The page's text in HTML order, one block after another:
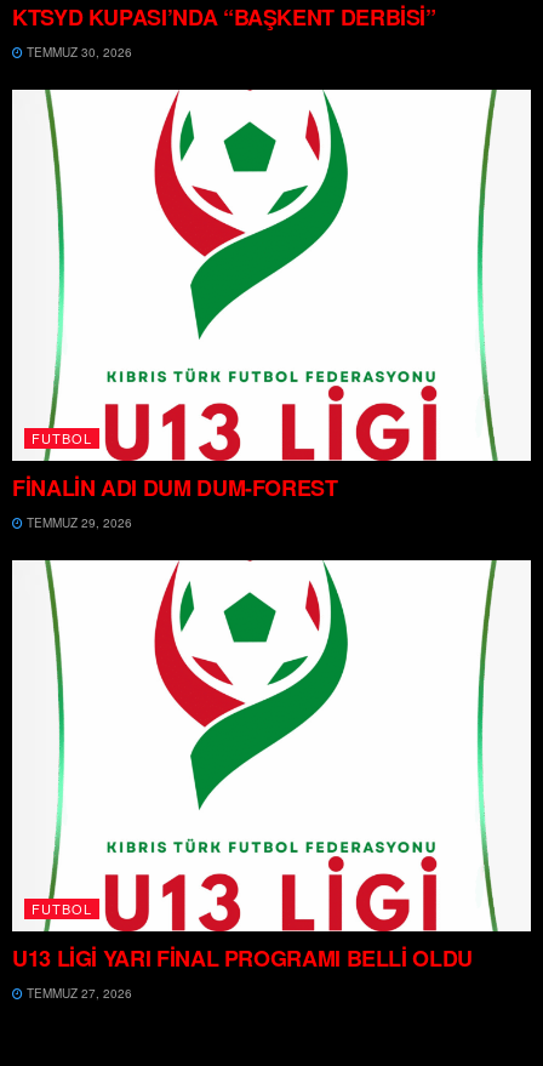
KTSYD KUPASI’NDA “BAŞKENT DERBİSİ”
TEMMUZ 30, 2026
FUTBOL
FİNALİN ADI DUM DUM-FOREST
TEMMUZ 29, 2026
FUTBOL
U13 LİGİ YARI FİNAL PROGRAMI BELLİ OLDU
TEMMUZ 27, 2026